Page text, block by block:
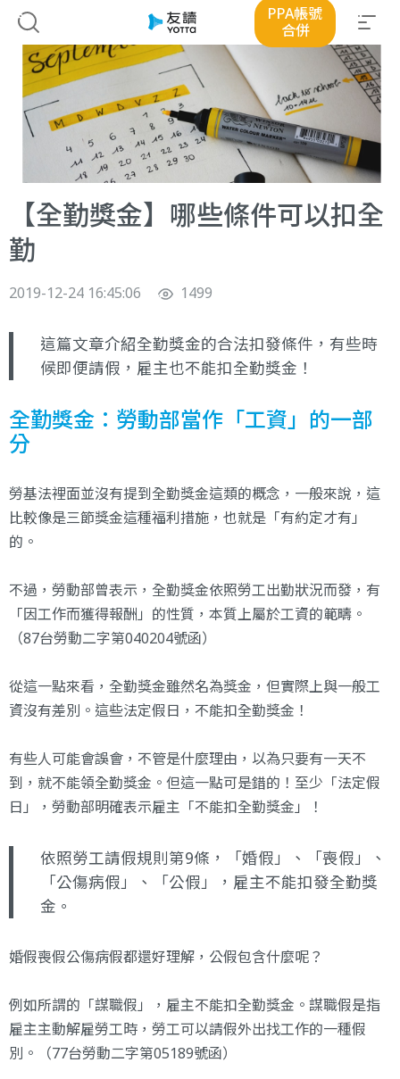
PPA帳號
合併
【全勤獎金】哪些條件可以扣全
勤
2019-12-24 16:45:06 1499
這篇文章介紹全勤獎金的合法扣發條件，有些時
候即便請假，雇主也不能扣全勤獎金！
全勤獎金：勞動部當作「工資」的一部
分
勞基法裡面並沒有提到全勤獎金這類的概念，一般來說，這
比較像是三節獎金這種福利措施，也就是「有約定才有」
的。
不過，勞動部曾表示，全勤獎金依照勞工出勤狀況而發，有
「因工作而獲得報酬」的性質，本質上屬於工資的範疇。
（87台勞動二字第040204號函）
從這一點來看，全勤獎金雖然名為獎金，但實際上與一般工
資沒有差別。這些法定假日，不能扣全勤獎金！
有些人可能會誤會，不管是什麼理由，以為只要有一天不
到，就不能領全勤獎金。但這一點可是錯的！至少「法定假
日」，勞動部明確表示雇主「不能扣全勤獎金」！
依照勞工請假規則第9條，「婚假」、「喪假」、
「公傷病假」、「公假」，雇主不能扣發全勤獎
金。
婚假喪假公傷病假都還好理解，公假包含什麼呢？
例如所謂的「謀職假」，雇主不能扣全勤獎金。謀職假是指
雇主主動解雇勞工時，勞工可以請假外出找工作的一種假
別。（77台勞動二字第05189號函）